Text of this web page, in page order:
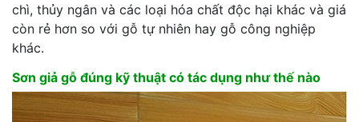
chì, thủy ngân và các loại hóa chất độc hại khác và giá
còn rẻ hơn so với gỗ tự nhiên hay gỗ công nghiệp
khác.
Sơn giả gỗ đúng kỹ thuật có tác dụng như thế nào